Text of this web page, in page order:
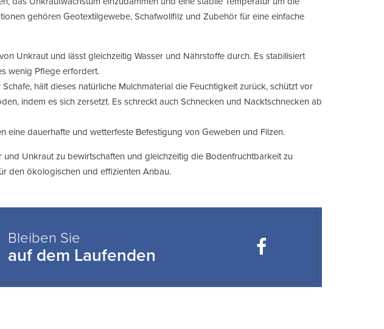
gehören Geotextilgewebe, Schafwollfilz und Zubehör für eine einfache
Unkraut und lässt gleichzeitig Wasser und Nährstoffe durch. Es stabilisiert
wenig Pflege erfordert.
hält dieses natürliche Mulchmaterial die Feuchtigkeit zurück, schützt vor
indem es sich zersetzt. Es schreckt auch Schnecken und Nacktschnecken ab
eine dauerhafte und wetterfeste Befestigung von Geweben und Filzen.
und Unkraut zu bewirtschaften und gleichzeitig die Bodenfruchtbarkeit zu
den ökologischen und effizienten Anbau.
Bleiben Sie
auf dem Laufenden